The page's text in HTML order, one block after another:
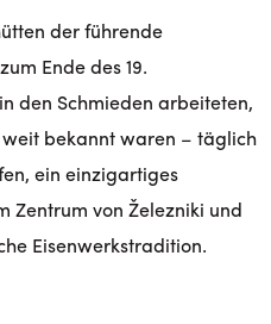
der führende
Ende des 19.
den Schmieden arbeiteten,
bekannt waren – täglich
ein einzigartiges
Zentrum von Železniki und
Eisenwerkstradition.